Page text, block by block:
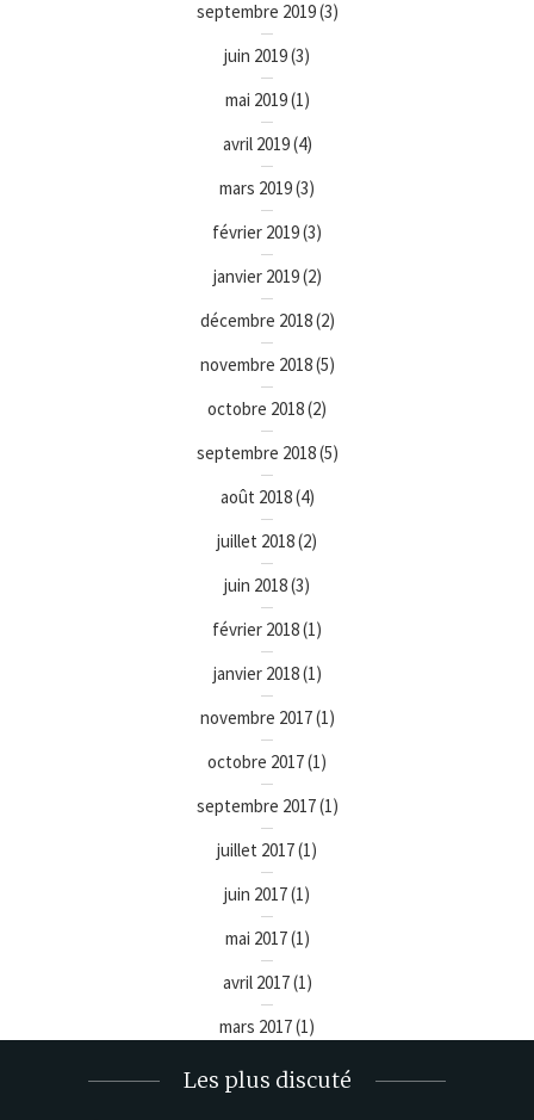
septembre 2019(3)
juin 2019(3)
mai 2019(1)
avril 2019(4)
mars 2019(3)
février 2019(3)
janvier 2019(2)
décembre 2018(2)
novembre 2018(5)
octobre 2018(2)
septembre 2018(5)
août 2018(4)
juillet 2018(2)
juin 2018(3)
février 2018(1)
janvier 2018(1)
novembre 2017(1)
octobre 2017(1)
septembre 2017(1)
juillet 2017(1)
juin 2017(1)
mai 2017(1)
avril 2017(1)
mars 2017(1)
Les plus discuté